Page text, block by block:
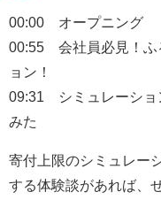
00:00 オープニング
00:55 会社員必見！ふ
ョン！
09:31 シミュレーショ
みた
寄付上限のシミュレー
する体験談があれば、